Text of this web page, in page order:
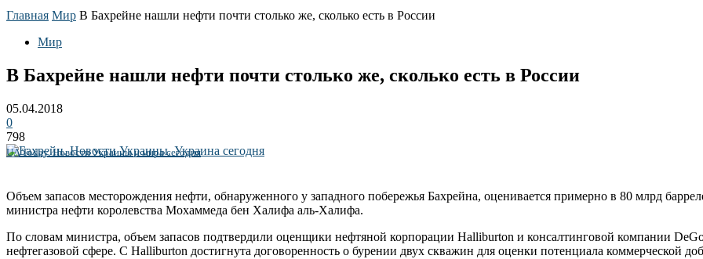
Главная Мир В Бахрейне нашли нефти почти столько же, сколько есть в России
Мир
В Бахрейне нашли нефти почти столько же, сколько есть в России
05.04.2018
0
798
UA Today. Новости Украины и мира сегодня
Объем запасов месторождения нефти, обнаруженного у западного побережья Бахрейна, оценивается примерно в 80 млрд
министра нефти королевства Мохаммеда бен Халифа аль-Халифа.
По словам министра, объем запасов подтвердили оценщики нефтяной корпорации Halliburton и консалтинговой компании
нефтегазовой сфере. С Halliburton достигнута договоренность о бурении двух скважин для оценки потенциала коммерческой